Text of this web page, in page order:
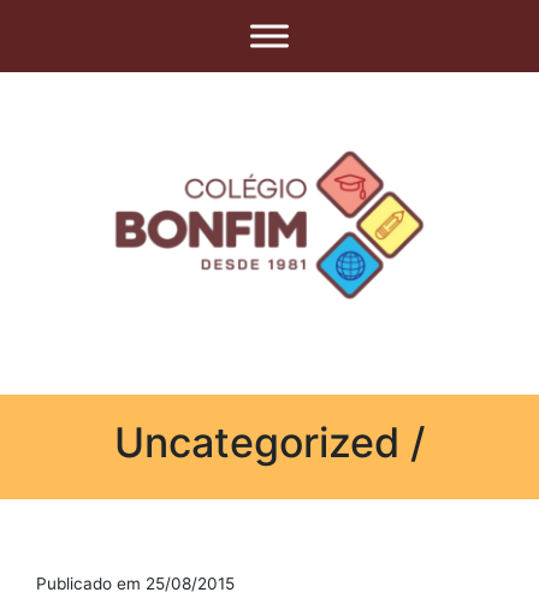
Uncategorized /
Publicado em 25/08/2015